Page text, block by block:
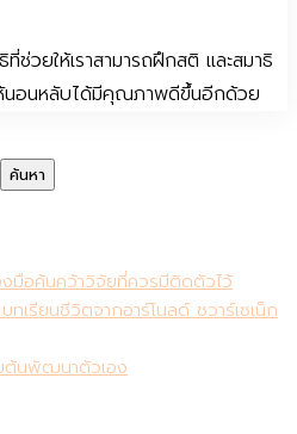
ช่วยให้เราสามารถฝึกสติ และสมาธิ
นอนหลับได้มีคุณภาพดีขึ้นอีกด้วย
มือค้นคว้าวิจัยที่ควรมีติดตัวไว้
เรียนชีวิตจากอาร์โนลด์ ชวาร์เซเน็ก
ต้นพัฒนาตัวเอง